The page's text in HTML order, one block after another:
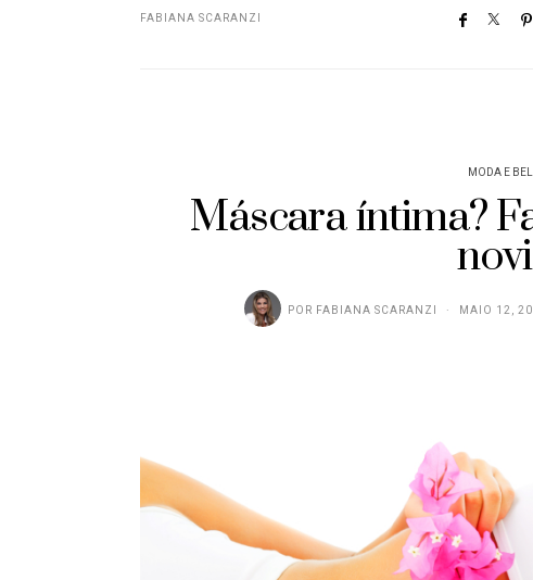
FABIANA SCARANZI
MODA E
Máscara íntima?
POR FABIANA SCARANZI MAIO 12,